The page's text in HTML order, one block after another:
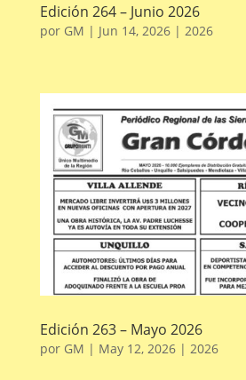
Edición 264 – Junio 2026
por GM | Jun 14, 2026| 2026
Edición 263 – Mayo 2026
por GM | May 12, 2026| 2026